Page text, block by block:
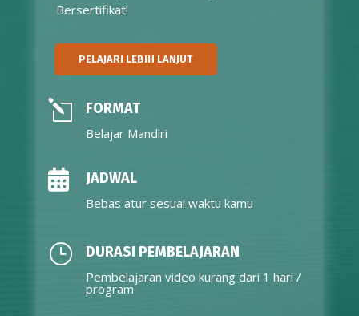
Bersertifikat!
PELAJARI LEBIH LANJUT
l FORMAT
Belajar Mandiri
 JADWAL
Bebas atur sesuai waktu kamu
} DURASI PEMBELAJARAN
Pembelajaran video kurang dari 1 hari /
program